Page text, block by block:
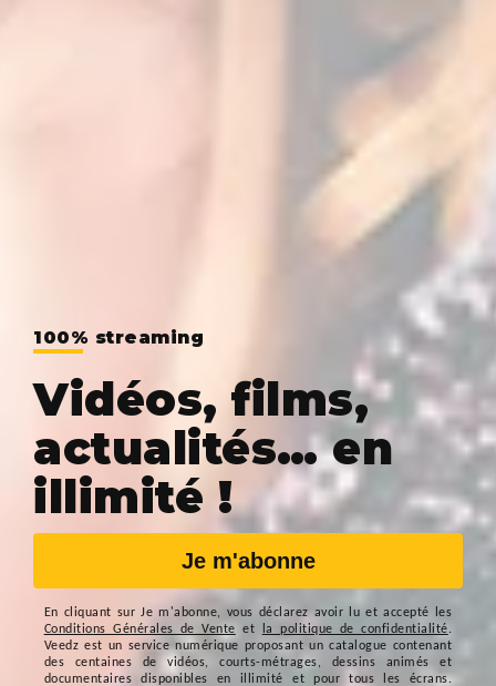
100% streaming
Vidéos, films,
actualités… en
illimité !
Je m'abonne
En cliquant surJe m'abonne, vous déclarez avoir lu et accepté les
Conditions Générales de Vente et la politique de confidentialité.
Veedz est un service numérique proposant un catalogue contenant
des centaines de vidéos, courts-métrages, dessins animés et
documentaires disponibles en illimité et pour tous les écrans.